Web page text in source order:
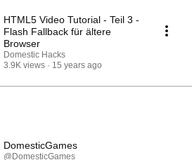
HTML5 Video Tutorial - Teil 3 -
Flash Fallback für ältere
Browser
Domestic Hacks
3.9K views
15 years ago
DomesticGames
@DomesticGames